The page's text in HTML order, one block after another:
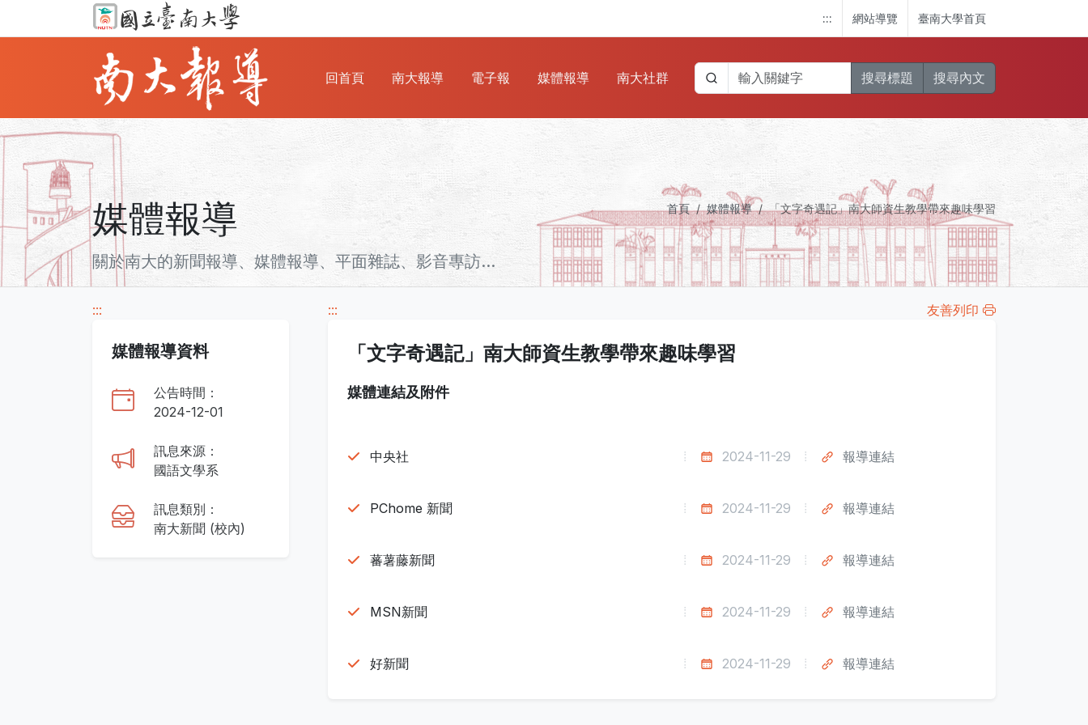
::: 網站導覽 臺南大學首頁
回首頁 南大報導 電子報 媒體報導 南大社群 搜尋標題 搜尋內文
媒體報導
關於南大的新聞報導、媒體報導、平面雜誌、影音專訪...
首頁 媒體報導 「文字奇遇記」南大師資生教學帶來趣味學習
::: 友善列印
「文字奇遇記」南大師資生教學帶來趣味學習
媒體連結及附件
中央社 2024-11-29 報導連結
PChome 新聞 2024-11-29 報導連結
蕃薯藤新聞 2024-11-29 報導連結
MSN新聞 2024-11-29 報導連結
好新聞 2024-11-29 報導連結
:::
媒體報導資料
公告時間：
2024-12-01
訊息來源：
國語文學系
訊息類別：
南大新聞 (校內)